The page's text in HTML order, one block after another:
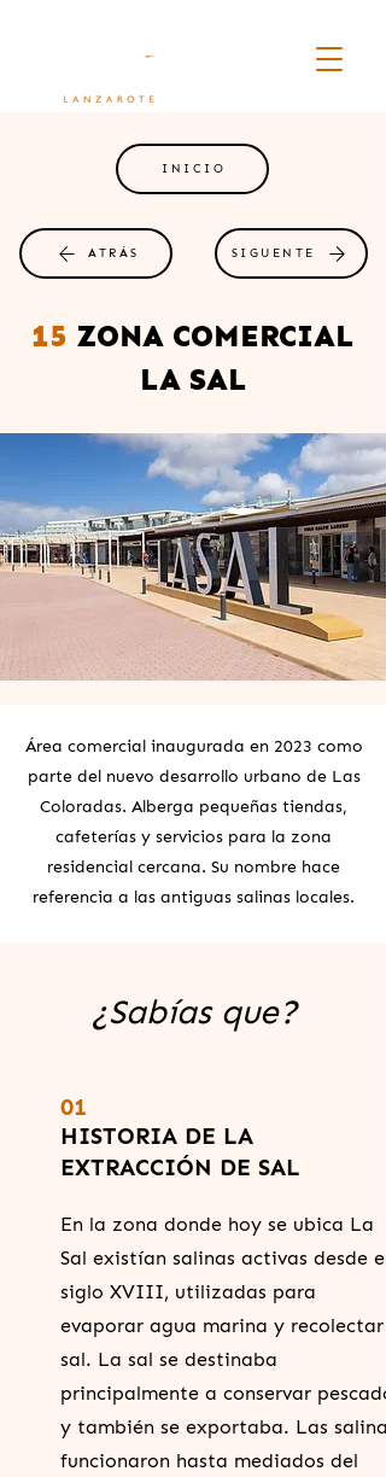
INICIO
ATRÁS SIGUENTE
15 ZONA COMERCIAL
LA SAL
Área comercial inaugurada en 2023 como
parte del nuevo desarrollo urbano de Las
Coloradas. Alberga pequeñas tiendas,
cafeterías y servicios para la zona
residencial cercana. Su nombre hace
referencia a las antiguas salinas locales.
¿Sabías que?
01
HISTORIA DE LA
EXTRACCIÓN DE SAL
En la zona donde hoy se ubica La
Sal existían salinas activas desde el
siglo XVIII, utilizadas para
evaporar agua marina y recolectar
sal. La sal se destinaba
principalmente a conservar pescado
y también se exportaba. Las salinas
funcionaron hasta mediados del